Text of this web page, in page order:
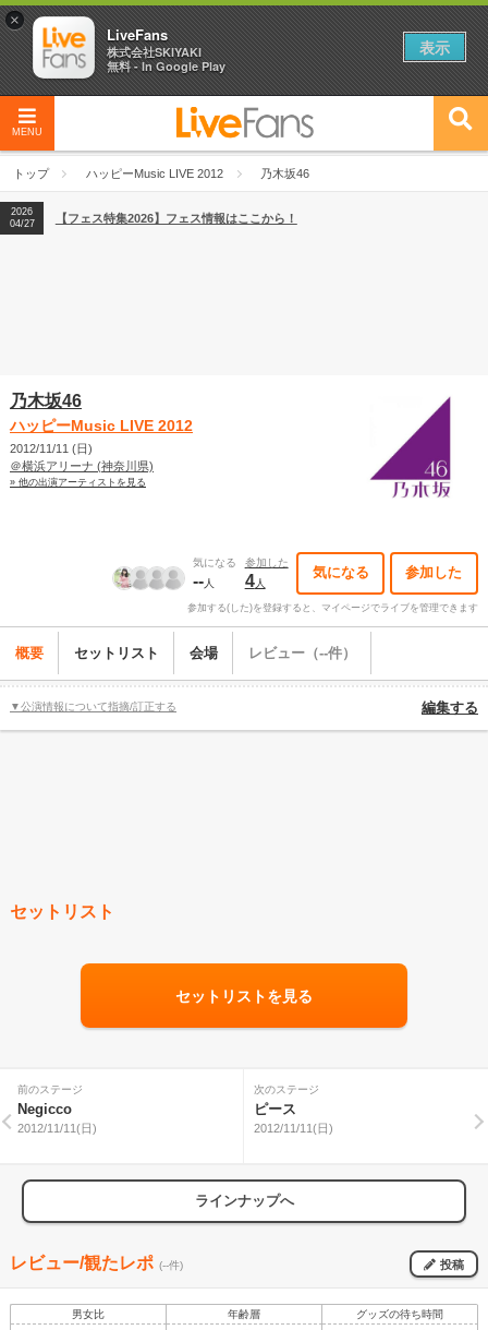
MENU
トップ ハッピーMusic LIVE 2012 乃木坂46
2026
04/27
2026
【ライブ動員ランキング】2026年上半期編発表！
2026
04/27
【フェス特集2026】フェス情報はここから！
乃木坂46
ハッピーMusic LIVE 2012
2012/11/11 (日)
＠横浜アリーナ (神奈川県)
» 他の出演アーティストを見る
気になる
--人
参加した
4人
気になる 参加した
参加する(した)を登録すると、マイページでライブを管理できます
概要 セットリスト 会場 レビュー（--件）
▼公演情報について指摘/訂正する 編集する
セットリスト
セットリストを見る
前のステージ
Negicco
2012/11/11(日)
次のステージ
ピース
2012/11/11(日)
ラインナップへ
レビュー/観たレポ (--件) 投稿
男女比 年齢層 グッズの待ち時間
×
LiveFans
株式会社SKIYAKI
無料 - In Google Play
表示